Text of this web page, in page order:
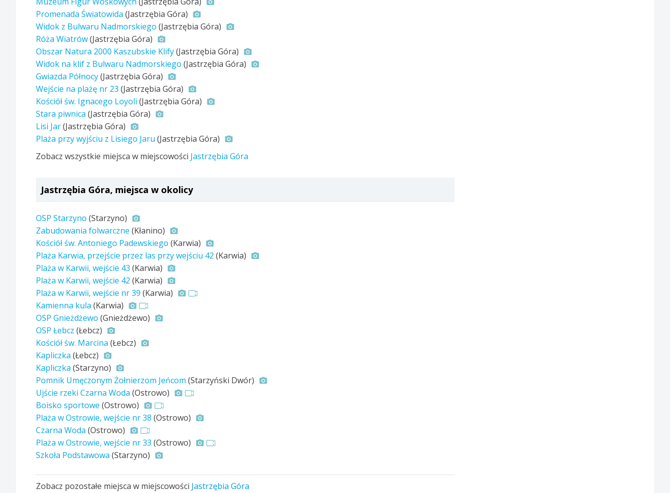
Promenada Światowida (Jastrzębia Góra)
Widok z Bulwaru Nadmorskiego (Jastrzębia Góra)
Róża Wiatrów(Jastrzębia Góra)
Obszar Natura 2000 Kaszubskie Klify(Jastrzębia Góra)
Widok na klif z Bulwaru Nadmorskiego (Jastrzębia Góra)
Gwiazda Północy(Jastrzębia Góra)
Wejście na plażę nr 23 (Jastrzębia Góra)
Kościół św. Ignacego Loyoli (Jastrzębia Góra)
Stara piwnica (Jastrzębia Góra)
Lisi Jar(Jastrzębia Góra)
Plaża przy wyjściu z Lisiego Jaru (Jastrzębia Góra)
Zobacz wszystkie miejsca w miejscowości Jastrzębia Góra
Jastrzębia Góra, miejsca w okolicy
OSP Starzyno (Starzyno)
Zabudowania folwarczne (Kłanino)
Kościół św. Antoniego Padewskiego (Karwia)
Plaża Karwia, przejście przez las przy wejściu 42 (Karwia)
Plaża w Karwii, wejście 43 (Karwia)
Plaża w Karwii, wejście 42 (Karwia)
Plaża w Karwii, wejście nr 39 (Karwia)
Kamienna kula (Karwia)
OSP Gnieżdżewo (Gnieżdżewo)
OSP Łebcz (Łebcz)
Kościół św. Marcina (Łebcz)
Kapliczka (Łebcz)
Kapliczka (Starzyno)
Pomnik Umęczonym Żołnierzom Jeńcom (Starzyński Dwór)
Ujście rzeki Czarna Woda (Ostrowo)
Boisko sportowe (Ostrowo)
Plaża w Ostrowie, wejście nr 38 (Ostrowo)
Czarna Woda (Ostrowo)
Plaża w Ostrowie, wejście nr 33 (Ostrowo)
Szkoła Podstawowa (Starzyno)
Zobacz pozostałe miejsca w miejscowości Jastrzębia Góra